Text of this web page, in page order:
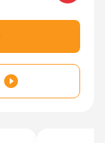
play_circle_filled